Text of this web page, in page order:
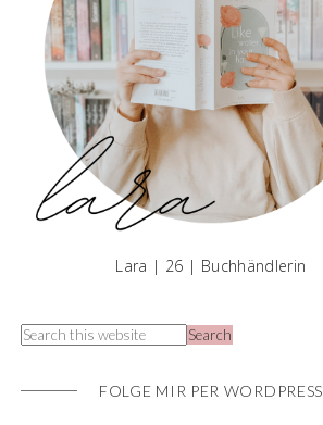
Lara | 26 | Buchhändlerin
FOLGE MIR PER WORDPRESS